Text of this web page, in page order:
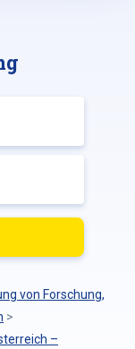
von Forschung,
>
–